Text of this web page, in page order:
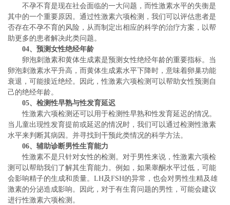
不孕不育是现在社会面临的一大问题，而性激素水平的失衡是
其中的一个重要原因。通过性激素六项检测，我们可以评估患者是
否存在不孕不育的风险，从而制定出相应的科学的治疗方案，以帮
助更多的患者解决此类问题。
04、 预测女性绝经年龄
卵泡刺激素和黄体生成素是预测女性绝经年龄的重要指标。当
卵泡刺激素水平升高，而黄体生成素水平下降时，意味着卵巢功能
衰退，可能接近绝经。因此，性激素六项检测可以帮助女性预测自
己的绝经年龄。
05、 检测性早熟与性发育延迟
性激素六项检测还可以用于检测性早熟和性发育延迟的情况。
当儿童出现性发育提前或延迟的情况时，我们可以通过检测性激素
水平来判断其病因。并寻找到干预此类情况的科学方法。
06、 辅助诊断男性生育能力
性激素不是只针对女性的检测。对于男性来说，性激素六项检
测可以帮助我们了解其生育能力。例如，如果睾酮水平过低，可能
会影响精子的生成和质量。LH及FSH的异常，也会对男性生精及雄
激素的分泌造成影响。因此，对于有生育问题的男性，可能会建议
进行性激素六项检测。